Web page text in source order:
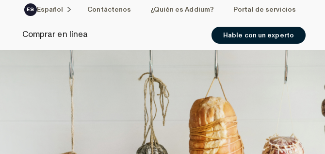
ES Español Contáctenos ¿Quién es Addium? Portal de servicios
Comprar en línea Hable con un experto